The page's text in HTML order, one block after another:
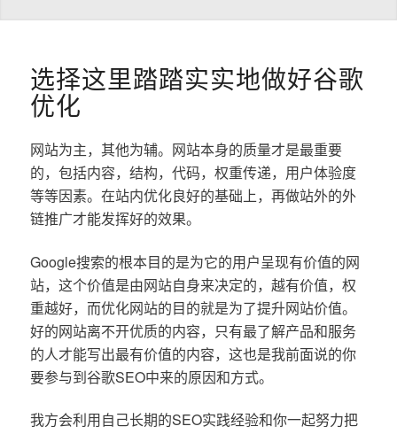
选择这里踏踏实实地做好谷歌
优化
网站为主，其他为辅。网站本身的质量才是最重要
的，包括内容，结构，代码，权重传递，用户体验度
等等因素。在站内优化良好的基础上，再做站外的外
链推广才能发挥好的效果。
Google搜索的根本目的是为它的用户呈现有价值的网
站，这个价值是由网站自身来决定的，越有价值，权
重越好，而优化网站的目的就是为了提升网站价值。
好的网站离不开优质的内容，只有最了解产品和服务
的人才能写出最有价值的内容，这也是我前面说的你
要参与到谷歌SEO中来的原因和方式。
我方会利用自己长期的SEO实践经验和你一起努力把